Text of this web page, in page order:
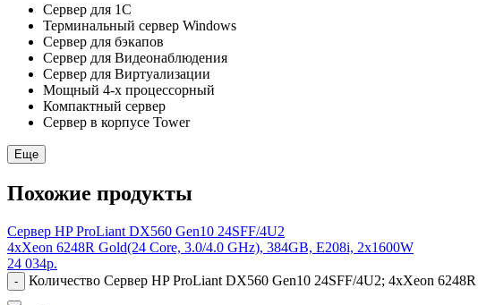
Сервер для 1С
Терминальный сервер Windows
Сервер для бэкапов
Сервер для Видеонаблюдения
Сервер для Виртуализации
Мощный 4-х процессорный
Компактный сервер
Сервер в корпусе Tower
Еще
Похожие продукты
Сервер HP ProLiant DX560 Gen10 24SFF/4U2
4xXeon 6248R Gold(24 Core, 3.0/4.0 GHz), 384GB, E208i, 2x1600W
24 034р.
- Количество Сервер HP ProLiant DX560 Gen10 24SFF/4U2; 4xXeon